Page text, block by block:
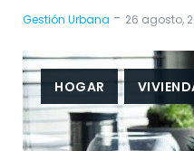
Gestión Urbana - 26 agosto,
HOGAR